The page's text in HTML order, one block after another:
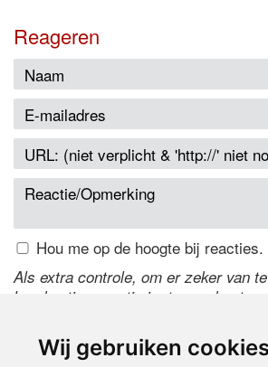
Wij gebruiken
Reageren
Hou me op de hoogte bij reacties.
Als extra controle, om er zeker van
handmatige reactie is, typ
de code te wijzigen.